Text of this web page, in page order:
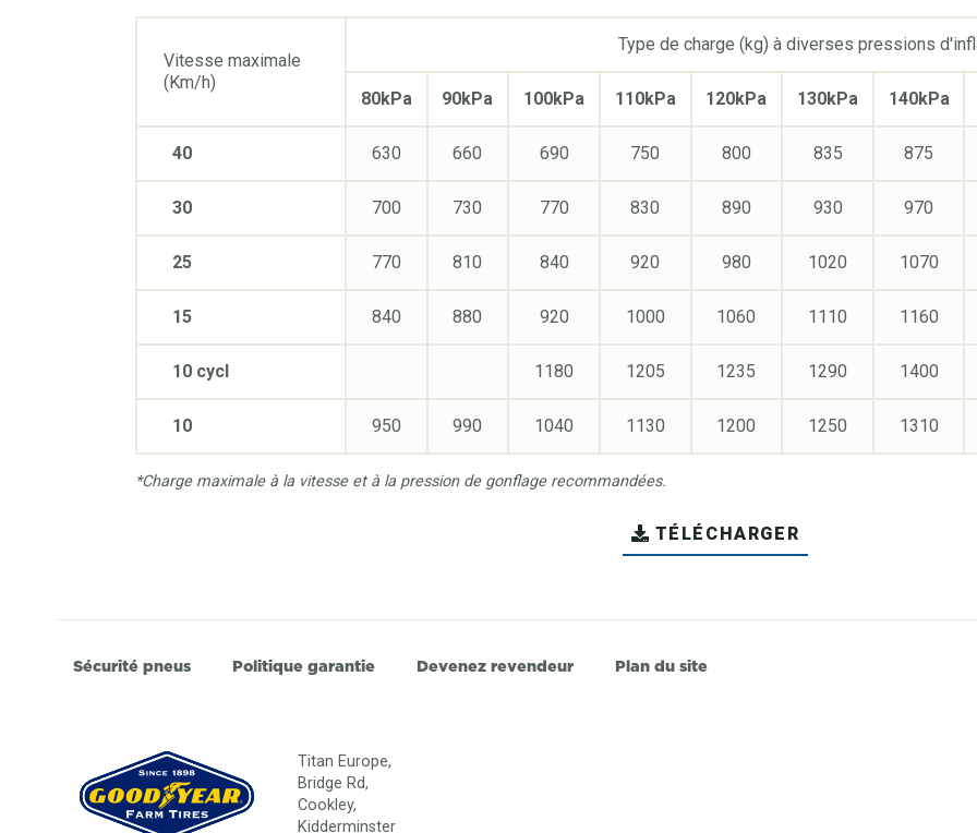
Vitesse maximale
(Km/h)
40
30
25
15
10 cycl
10
Type de charge (kg) à diverses pressions
80kPa
630
700
770
840
950
90kPa
660
730
810
880
990
100kPa
690
770
840
920
1180
1040
110kPa
750
830
920
1000
1205
1130
120kPa
800
890
980
1060
1235
1200
130kPa
835
930
1020
1110
1290
1250
140kPa
875
970
1070
1160
1400
1310
*Charge maximale à la vitesse et à la pression de gonflage recommandées.
TÉLÉCHARGER
Sécurité pneus Politique garantie Devenez revendeur Plan du site
Titan Europe,
Bridge Rd,
Cookley,
Kidderminster